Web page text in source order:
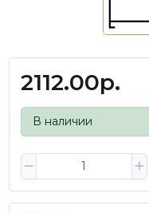
2112.00р.
В наличии